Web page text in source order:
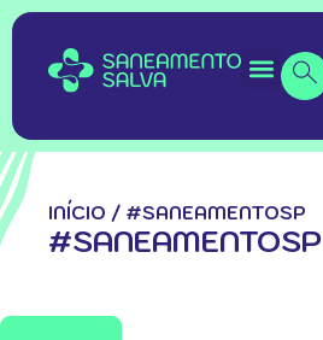
INÍCIO / #SANEAMENTOSP
#SANEAMENTOSP